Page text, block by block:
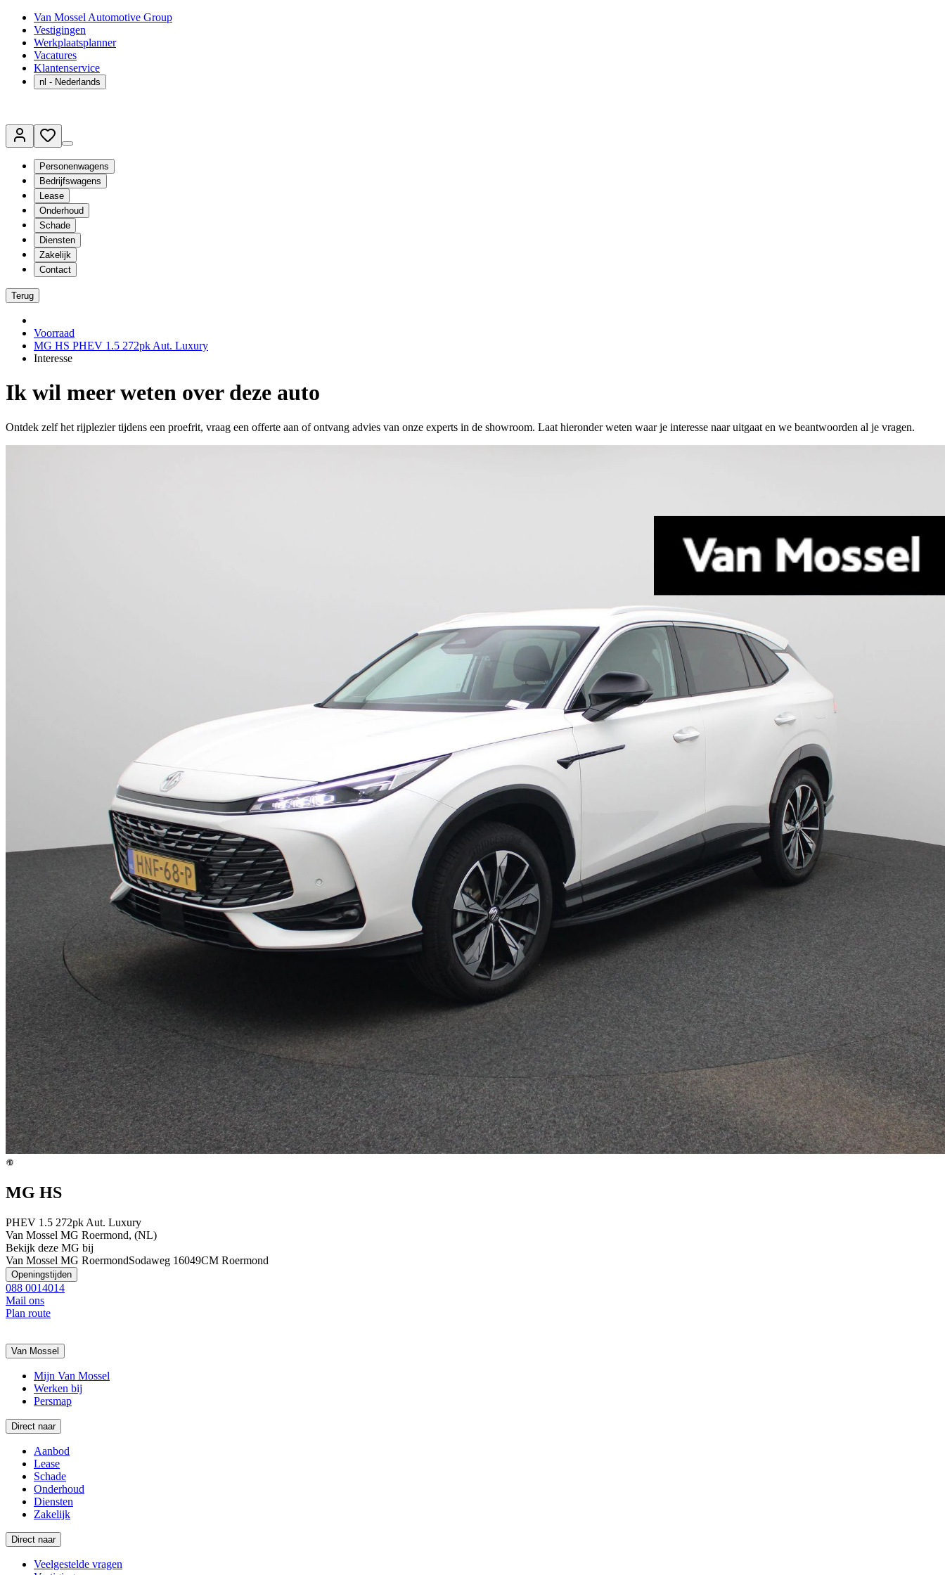
Van Mossel Automotive Group
Vestigingen
Werkplaatsplanner
Vacatures
Klantenservice
nl - Nederlands
Personenwagens
Bedrijfswagens
Lease
Onderhoud
Schade
Diensten
Zakelijk
Contact
Terug
Voorraad
MG HS PHEV 1.5 272pk Aut. Luxury
Interesse
Ik wil meer weten over deze auto
Ontdek zelf het rijplezier tijdens een proefrit, vraag een offerte aan of ontvang advies van onze experts in de showroom. Laat hieronder weten waar je interesse naar uitgaat en we beantwoorden al je vragen.
MG HS
PHEV 1.5 272pk Aut. Luxury
Van Mossel MG Roermond, (NL)
Bekijk deze MG bij
Van Mossel MG RoermondSodaweg 16049CM Roermond
Openingstijden
088 0014014
Mail ons
Plan route
Van Mossel
Mijn Van Mossel
Werken bij
Persmap
Direct naar
Aanbod
Lease
Schade
Onderhoud
Diensten
Zakelijk
Direct naar
Veelgestelde vragen